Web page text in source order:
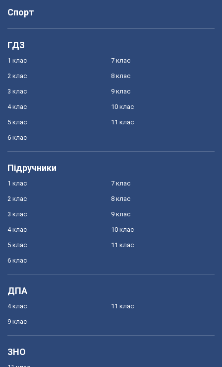
Спорт
ГДЗ
1 клас
2 клас
3 клас
4 клас
5 клас
6 клас
7 клас
8 клас
9 клас
10 клас
11 клас
Підручники
1 клас
2 клас
3 клас
4 клас
5 клас
6 клас
7 клас
8 клас
9 клас
10 клас
11 клас
ДПА
4 клас
9 клас
11 клас
ЗНО